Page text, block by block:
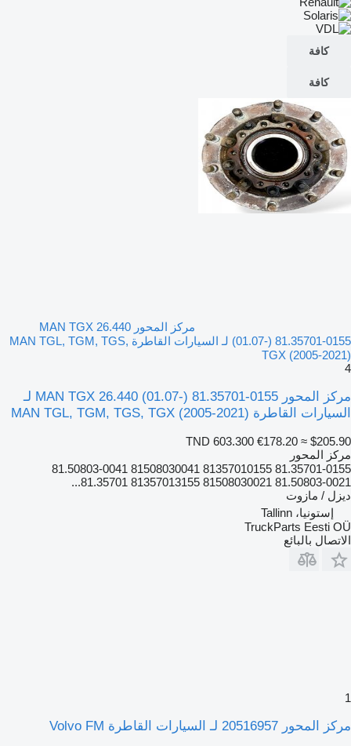
كافة
كافة
مركز المحور MAN TGX 26.440
(01.07-) 81.35701-0155 لـ السيارات القاطرة MAN TGL, TGM, TGS,
TGX (2005-2021)
4
مركز المحور MAN TGX 26.440 (01.07-) 81.35701-0155 لـ
السيارات القاطرة MAN TGL, TGM, TGS, TGX (2005-2021)
TND 603.300 €178.20 ≈ $205.90
مركز المحور
81.35701-0155 81357010155 81508030041 81.50803-0041
81.50803-0021 81508030021 81357013155 81.35701...
ديزل / مازوت
إستونيا، Tallinn
TruckParts Eesti OÜ
الاتصال بالبائع
1
مركز المحور 20516957 لـ السيارات القاطرة Volvo FM